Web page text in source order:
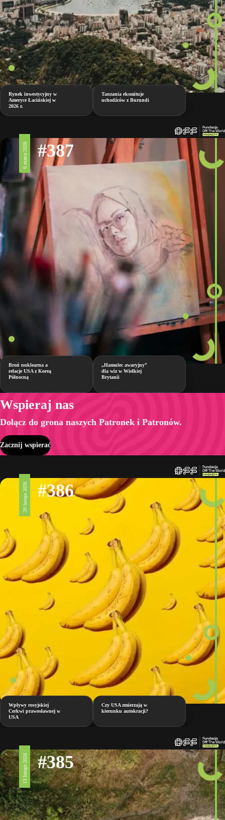
Rynek inwestycyjny w
Ameryce Łacińskiej w
2026 r.
Tanzania eksmituje
uchodźców z Burundi
6 marca 2026 #387
Broń nuklearna a
relacje USA z Koreą
Północną
„Hamulec awaryjny”
dla wiz w Wielkiej
Brytanii
Wspieraj nas
Dołącz do grona naszych Patronek i Patronów.
Zacznij wspierać
20 lutego 2026 #386
Wpływy rosyjskiej
Cerkwi prawosławnej w
USA
Czy USA zmierzają w
kierunku autokracji?
13 lutego 2026 #385